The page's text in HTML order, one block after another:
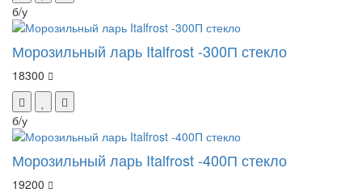
б/у
Морозильный ларь Italfrost -300П стекло
18300
б/у
Морозильный ларь Italfrost -400П стекло
19200